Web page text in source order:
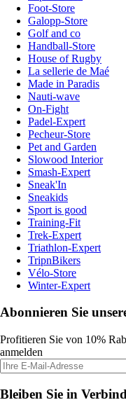
Foot-Store
Galopp-Store
Golf and co
Handball-Store
House of Rugby
La sellerie de Maé
Made in Paradis
Nauti-wave
On-Fight
Padel-Expert
Pecheur-Store
Pet and Garden
Slowood Interior
Smash-Expert
Sneak'In
Sneakids
Sport is good
Training-Fit
Trek-Expert
Triathlon-Expert
TripnBikers
Vélo-Store
Winter-Expert
Abonnieren Sie
Profitieren Sie von 10%
anmelden
Bleiben Sie in